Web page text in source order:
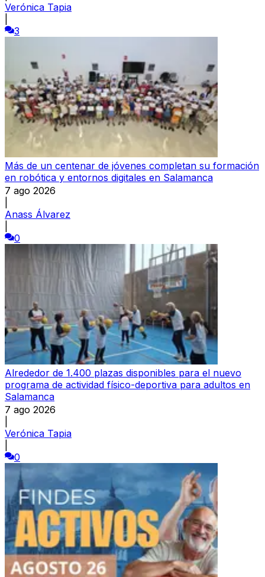
Verónica Tapia
3
Más de un centenar de jóvenes completan su formación
en robótica y entornos digitales en Salamanca
7 ago 2026
Anass Álvarez
0
Alrededor de 1.400 plazas disponibles para el nuevo
programa de actividad físico-deportiva para adultos en
Salamanca
7 ago 2026
Verónica Tapia
0